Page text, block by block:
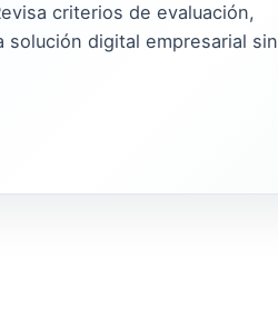
criterios de evaluación,
digital empresarial sin